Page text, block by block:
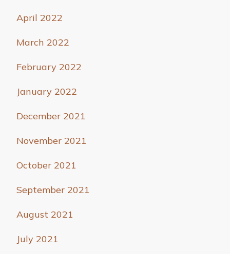
April 2022
March 2022
February 2022
January 2022
December 2021
November 2021
October 2021
September 2021
August 2021
July 2021